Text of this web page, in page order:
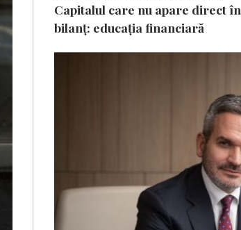
Capitalul care nu apare direct în
bilanț: educația financiară